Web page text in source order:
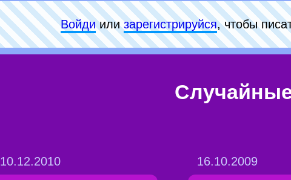
Войдиилизарeгиcтpируйся, чтобы
10.12.2010 16.10.2009